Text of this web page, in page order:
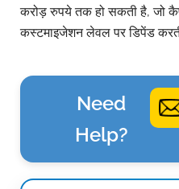
करोड़ रुपये तक हो सकती है, जो
कस्टमाइजेशन लेवल पर डिपेंड
Need
Help?